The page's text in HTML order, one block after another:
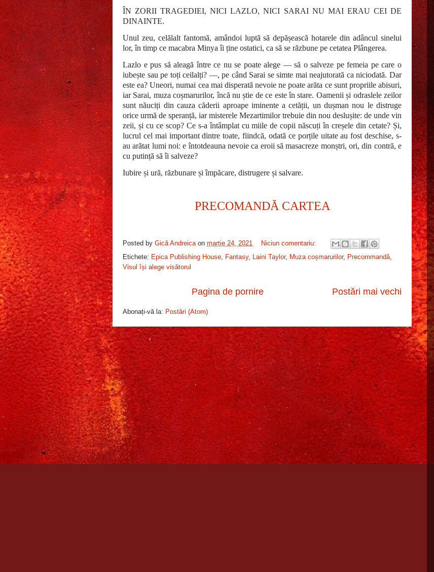
ÎN ZORII TRAGEDIEI, NICI LAZLO, NICI SARAI NU MAI ERAU CEI DE
DINAINTE.
Unul zeu, celălalt fantomă, amândoi luptă să depășească hotarele din adâncul sinelui
lor, în timp ce macabra Minya îi ține ostatici, ca să se răzbune pe cetatea Plângerea.
Lazlo e pus să aleagă între ce nu se poate alege — să o salveze pe femeia pe care o
iubește sau pe toți ceilalți? —, pe când Sarai se simte mai neajutorată ca niciodată. Dar
este ea? Uneori, numai cea mai disperată nevoie ne poate arăta ce sunt propriile abisuri,
iar Sarai, muza coșmarurilor, încă nu știe de ce este în stare. Oamenii și odraslele zeilor
sunt năuciți din cauza căderii aproape iminente a cetății, un dușman nou le distruge
orice urmă de speranță, iar misterele Mezartimilor trebuie din nou deslușite: de unde vin
zeii, și cu ce scop? Ce s-a întâmplat cu miile de copii născuți în creșele din cetate? Și,
lucrul cel mai important dintre toate, fiindcă, odată ce porțile uitate au fost deschise, s-
au arătat lumi noi: e întotdeauna nevoie ca eroii să masacreze monștri, ori, din contră, e
cu putință să îi salveze?
Iubire și ură, răzbunare și împăcare, distrugere și salvare.
PRECOMANDĂ CARTEA
Posted by Gică Andreica on martie 24, 2021
Niciun comentariu:
Etichete: Epica Publishing House, Fantasy, Laini Taylor, Muza coșmarurilor, Precommandă,
Visul își alege visătorul
Postări mai vechi
Pagina de pornire
Abonați-vă la: Postări (Atom)